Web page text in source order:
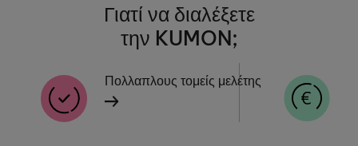
Γιατί να διαλέξετε
την KUMON;
Πολλαπλους τομείς μελέτης